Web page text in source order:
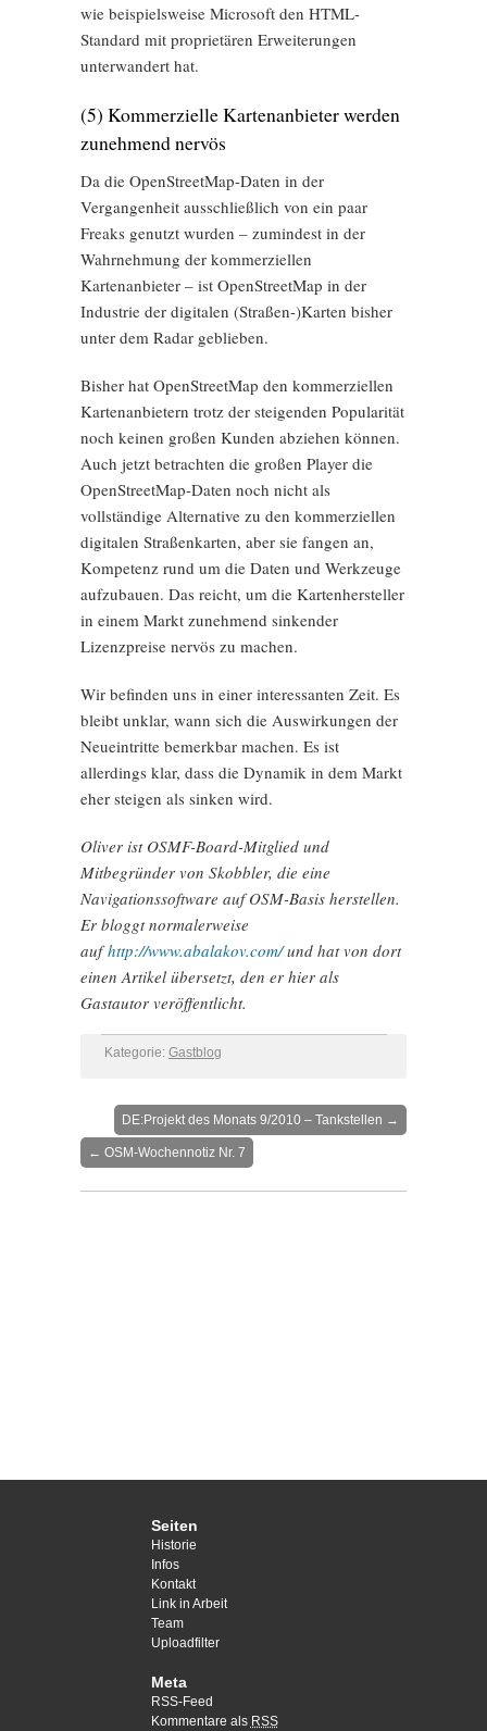
wie beispielsweise Microsoft den HTML-
Standard mit proprietären Erweiterungen
unterwandert hat.
(5) Kommerzielle Kartenanbieter werden
zunehmend nervös
Da die OpenStreetMap-Daten in der
Vergangenheit ausschließlich von ein paar
Freaks genutzt wurden – zumindest in der
Wahrnehmung der kommerziellen
Kartenanbieter – ist OpenStreetMap in der
Industrie der digitalen (Straßen-)Karten bisher
unter dem Radar geblieben.
Bisher hat OpenStreetMap den kommerziellen
Kartenanbietern trotz der steigenden Popularität
noch keinen großen Kunden abziehen können.
Auch jetzt betrachten die großen Player die
OpenStreetMap-Daten noch nicht als
vollständige Alternative zu den kommerziellen
digitalen Straßenkarten, aber sie fangen an,
Kompetenz rund um die Daten und Werkzeuge
aufzubauen. Das reicht, um die Kartenhersteller
in einem Markt zunehmend sinkender
Lizenzpreise nervös zu machen.
Wir befinden uns in einer interessanten Zeit. Es
bleibt unklar, wann sich die Auswirkungen der
Neueintritte bemerkbar machen. Es ist
allerdings klar, dass die Dynamik in dem Markt
eher steigen als sinken wird.
Oliver ist OSMF-Board-Mitglied und
Mitbegründer von Skobbler, die eine
Navigationssoftware auf OSM-Basis herstellen.
Er bloggt normalerweise
aufhttp://www.abalakov.com/und hat von dort
einen Artikel übersetzt, den er hier als
Gastautor veröffentlicht.
Kategorie: Gastblog
DE:Projekt des Monats 9/2010 – Tankstellen →
← OSM-Wochennotiz Nr. 7
Seiten
Historie
Infos
Kontakt
Link in Arbeit
Team
Uploadfilter
Meta
RSS-Feed
Kommentare als RSS